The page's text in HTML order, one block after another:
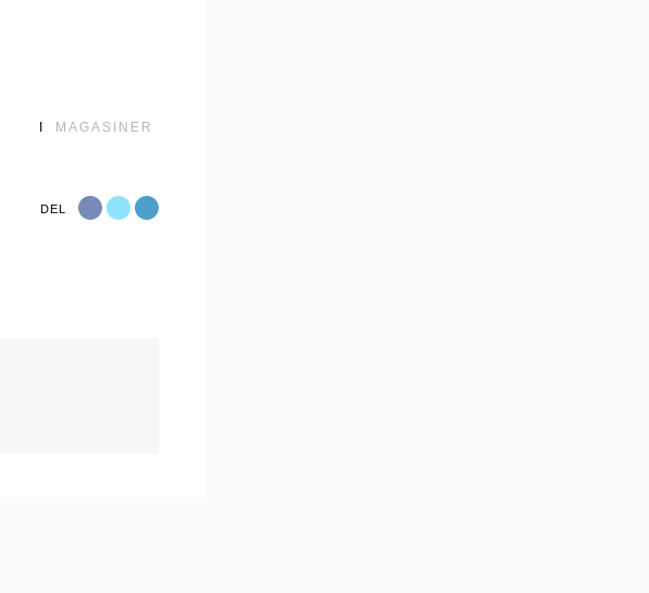
MAGASINER
DEL